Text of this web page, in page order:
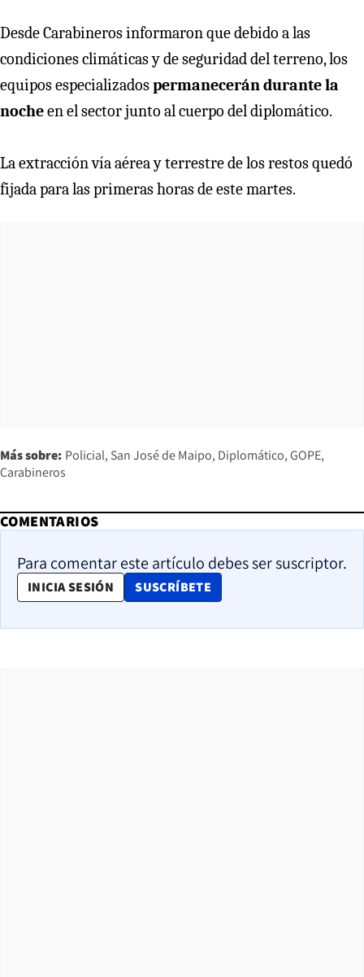
Desde Carabineros informaron que debido a las
condiciones climáticas y de seguridad del terreno, los
equipos especializadospermanecerán durante la
nocheen el sector junto al cuerpo del diplomático.
La extracción vía aérea y terrestre de los restos quedó
fijada para las primeras horas de este martes.
Más sobre: Policial San José de Maipo Diplomático GOPE
Carabineros
COMENTARIOS
Para comentar este artículo debes ser suscriptor.
INICIA SESIÓN SUSCRÍBETE
OPENS IN NEW WINDOW